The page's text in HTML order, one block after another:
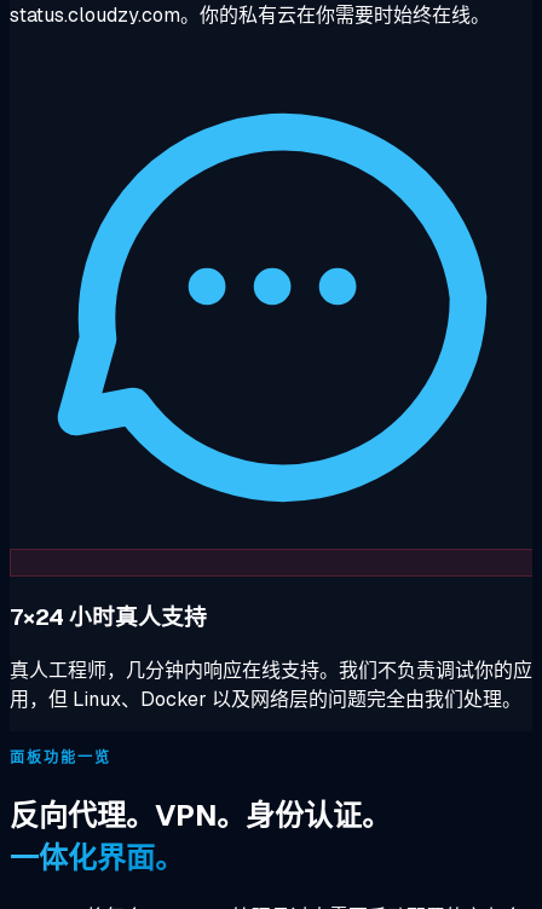
status.cloudzy.com。你的私有云在你需要时始终在线。
7×24 小时真人支持
真人工程师，几分钟内响应在线支持。我们不负责调试你的应
用，但 Linux、Docker 以及网络层的问题完全由我们处理。
面板功能一览
反向代理。VPN。身份认证。
一体化界面。